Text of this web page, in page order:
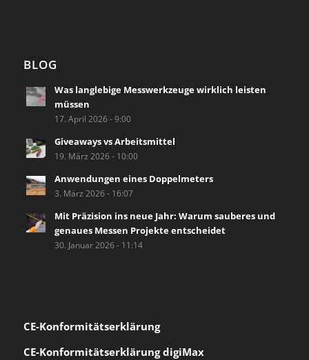
BLOG
Was langlebige Messwerkzeuge wirklich leisten
müssen
17. April 2026 - 9:00
Giveaways vs Arbeitsmittel
19. März 2026 - 10:00
Anwendungen eines Doppelmeters
3. März 2026 - 16:07
Mit Präzision ins neue Jahr: Warum sauberes und
genaues Messen Projekte entscheidet
30. Januar 2026 - 11:14
CE-Konformitätserklärung
CE-Konformitätserklärung digiMax